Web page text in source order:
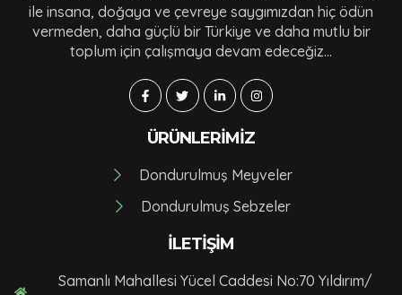
ile insana, doğaya ve çevreye saygımızdan hiç ödün
vermeden, daha güçlü bir Türkiye ve daha mutlu bir
toplum için çalışmaya devam edeceğiz…
ÜRÜNLERIMIZ
Dondurulmuş Meyveler
Dondurulmuş Sebzeler
İLETIŞIM
Samanlı Mahallesi Yücel Caddesi No:70 Yıldırım/